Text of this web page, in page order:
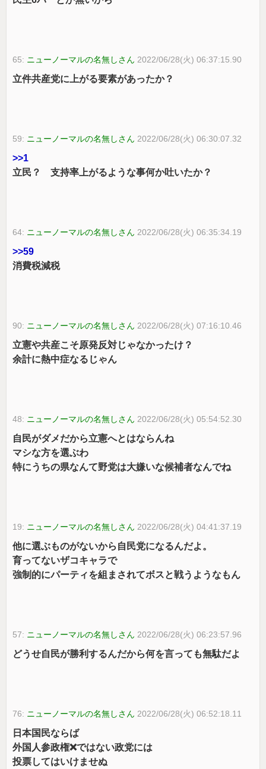
65: ニューノーマルの名無しさん 2022/06/28(火) 06:37:15.90
立件共産党に上がる要素があったか？
59: ニューノーマルの名無しさん 2022/06/28(火) 06:30:07.32
>>1
立民？ 支持率上がるような事何か吐いたか？
64: ニューノーマルの名無しさん 2022/06/28(火) 06:35:34.19
>>59
消費税減税
90: ニューノーマルの名無しさん 2022/06/28(火) 07:16:10.46
立憲や共産こそ原発反対じゃなかったけ？
余計に熱中症なるじゃん
48: ニューノーマルの名無しさん 2022/06/28(火) 05:54:52.30
自民がダメだから立憲へとはならんね
マシな方を選ぶわ
特にうちの県なんて野党は大嫌いな候補者なんでね
19: ニューノーマルの名無しさん 2022/06/28(火) 04:41:37.19
他に選ぶものがないから自民党になるんだよ。
育ってないザコキャラで
強制的にパーティを組まされてボスと戦うようなもん
57: ニューノーマルの名無しさん 2022/06/28(火) 06:23:57.96
どうせ自民が勝利するんだから何を言っても無駄だよ
76: ニューノーマルの名無しさん 2022/06/28(火) 06:52:18.11
日本国民ならば
外国人参政権❌ではない政党には
投票してはいけませぬ